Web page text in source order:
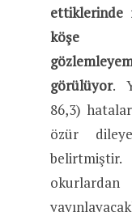
ettiklerinde
köşe
görülüyor.
86,3)
özür